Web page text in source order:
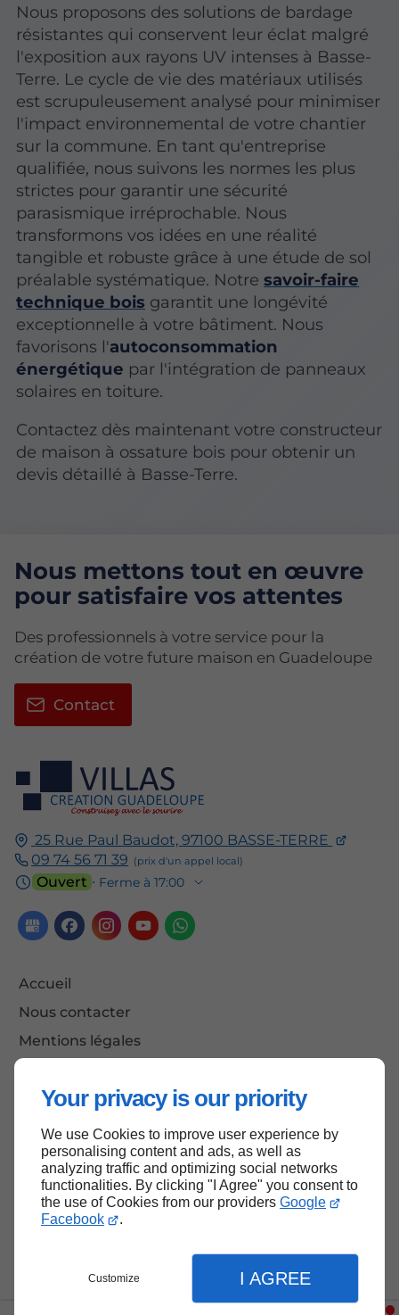
Your privacy is our priority
We use Cookies to improve user experience by
personalising content and ads, as well as
analyzing traffic and optimizing social networks
functionalities. By clicking "I Agree" you consent to
the use of Cookies from our providers Google
Facebook
.
Customize I AGREE
Nous proposons des solutions de bardage
résistantes qui conservent leur éclat malgré
l'exposition aux rayons UV intenses à Basse-
Terre. Le cycle de vie des matériaux utilisés
est scrupuleusement analysé pour minimiser
l'impact environnemental de votre chantier
sur la commune. En tant qu'entreprise
qualifiée, nous suivons les normes les plus
strictes pour garantir une sécurité
parasismique irréprochable. Nous
transformons vos idées en une réalité
tangible et robuste grâce à une étude de sol
préalable systématique. Notresavoir-faire
technique bois garantit une longévité
exceptionnelle à votre bâtiment. Nous
favorisons l'autoconsommation
énergétique par l'intégration de panneaux
solaires en toiture.
Contactez dès maintenant votre constructeur
de maison à ossature bois pour obtenir un
devis détaillé à Basse-Terre.
25 Rue Paul Baudot,97100 BASSE-TERRE
09 74 56 71 39
Ouvert ⋅ Ferme à 17:00
Accueil
Nous contacter
Mentions légales
Nous mettons tout en œuvre
pour satisfaire vos attentes
Des professionnels à votre service pour la
création de votre future maison en Guadeloupe
Contact
Haut de page